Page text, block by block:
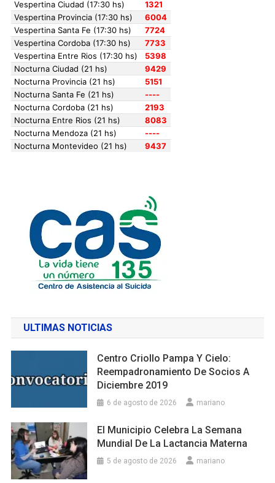
ULTIMAS NOTICIAS
Centro Criollo Pampa Y Cielo:
Reempadronamiento De Socios A
Diciembre 2019
6 de agosto de 2026 mariano
El Municipio Celebra La Semana
Mundial De La Lactancia Materna
5 de agosto de 2026 mariano